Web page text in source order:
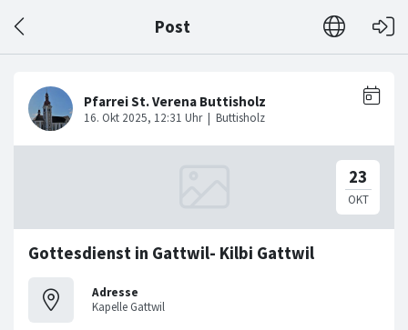
Post
Gottesdienst in Gattwil- Kilbi Gattwil
Adresse
Kapelle Gattwil